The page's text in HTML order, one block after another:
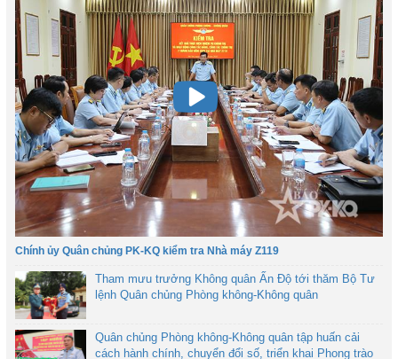
Chính ủy Quân chủng PK-KQ kiểm tra Nhà máy Z119
Tham mưu trưởng Không quân Ấn Độ tới thăm Bộ Tư
lệnh Quân chủng Phòng không-Không quân
Quân chủng Phòng không-Không quân tập huấn cải
cách hành chính, chuyển đổi số, triển khai Phong trào